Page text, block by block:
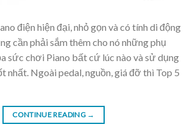
điện hiện đại, nhỏ gọn và có tính di động
cần phải sắm thêm cho nó những phụ
sức chơi Piano bất cứ lúc nào và sử dụng
nhất. Ngoài pedal, nguồn, giá đỡ thì Top 5
CONTINUE READING →